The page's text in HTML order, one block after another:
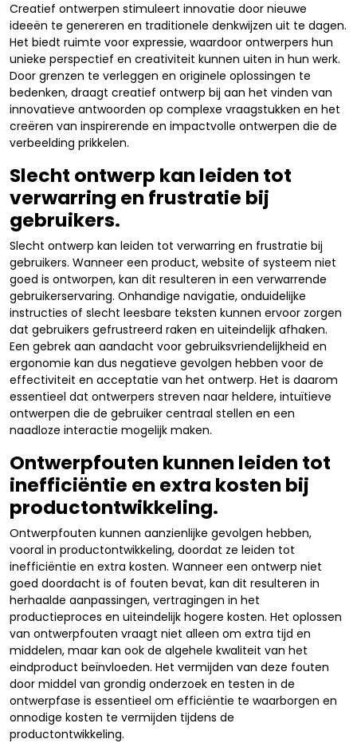
Creatief ontwerpen stimuleert innovatie door nieuwe
ideeën te genereren en traditionele denkwijzen uit te dagen.
Het biedt ruimte voor expressie, waardoor ontwerpers hun
unieke perspectief en creativiteit kunnen uiten in hun werk.
Door grenzen te verleggen en originele oplossingen te
bedenken, draagt creatief ontwerp bij aan het vinden van
innovatieve antwoorden op complexe vraagstukken en het
creëren van inspirerende en impactvolle ontwerpen die de
verbeelding prikkelen.
Slecht ontwerp kan leiden tot
verwarring en frustratie bij
gebruikers.
Slecht ontwerp kan leiden tot verwarring en frustratie bij
gebruikers. Wanneer een product, website of systeem niet
goed is ontworpen, kan dit resulteren in een verwarrende
gebruikerservaring. Onhandige navigatie, onduidelijke
instructies of slecht leesbare teksten kunnen ervoor zorgen
dat gebruikers gefrustreerd raken en uiteindelijk afhaken.
Een gebrek aan aandacht voor gebruiksvriendelijkheid en
ergonomie kan dus negatieve gevolgen hebben voor de
effectiviteit en acceptatie van het ontwerp. Het is daarom
essentieel dat ontwerpers streven naar heldere, intuïtieve
ontwerpen die de gebruiker centraal stellen en een
naadloze interactie mogelijk maken.
Ontwerpfouten kunnen leiden tot
inefficiëntie en extra kosten bij
productontwikkeling.
Ontwerpfouten kunnen aanzienlijke gevolgen hebben,
vooral in productontwikkeling, doordat ze leiden tot
inefficiëntie en extra kosten. Wanneer een ontwerp niet
goed doordacht is of fouten bevat, kan dit resulteren in
herhaalde aanpassingen, vertragingen in het
productieproces en uiteindelijk hogere kosten. Het oplossen
van ontwerpfouten vraagt niet alleen om extra tijd en
middelen, maar kan ook de algehele kwaliteit van het
eindproduct beïnvloeden. Het vermijden van deze fouten
door middel van grondig onderzoek en testen in de
ontwerpfase is essentieel om efficiëntie te waarborgen en
onnodige kosten te vermijden tijdens de
productontwikkeling.